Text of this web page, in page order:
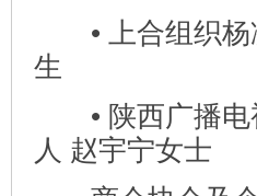
• 上合组织杨
生
• 陕西广播电
人 赵宇宁女士